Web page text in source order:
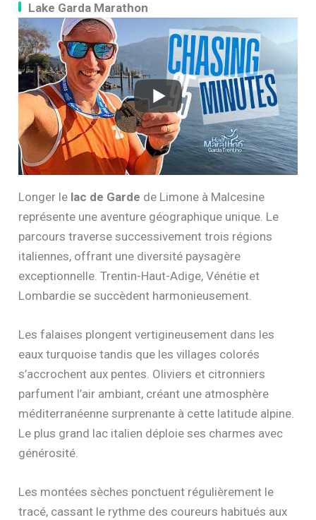
Lake Garda Marathon
Longer le lac de Garde de Limone à Malcesine
représente une aventure géographique unique. Le
parcours traverse successivement trois régions
italiennes, offrant une diversité paysagère
exceptionnelle. Trentin-Haut-Adige, Vénétie et
Lombardie se succèdent harmonieusement.
Les falaises plongent vertigineusement dans les
eaux turquoise tandis que les villages colorés
s’accrochent aux pentes. Oliviers et citronniers
parfument l’air ambiant, créant une atmosphère
méditerranéenne surprenante à cette latitude alpine.
Le plus grand lac italien déploie ses charmes avec
générosité.
Les montées sèches ponctuent régulièrement le
tracé, cassant le rythme des coureurs habitués aux